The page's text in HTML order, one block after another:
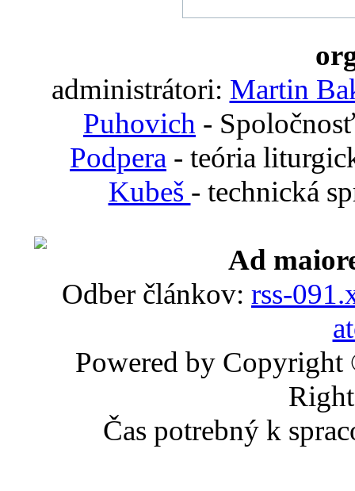
administrátori: Martin
Puhovich -
Podpera - teória
Kubeš - technická
Ad
Odber článkov: rss-
Powered by
Čas potrebný k